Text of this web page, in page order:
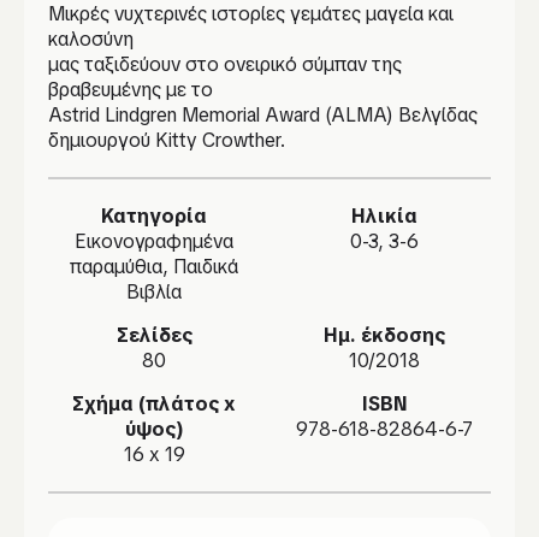
Μικρές νυχτερινές ιστορίες γεμάτες μαγεία και
καλοσύνη
μας ταξιδεύουν στο ονειρικό σύμπαν της
βραβευμένης με το
Astrid Lindgren Memorial Award (ALMA) Βελγίδας
δημιουργού Kitty Crowther.
Κατηγορία
Εικονογραφημένα
παραμύθια, Παιδικά
Βιβλία
Ηλικία
0-3, 3-6
Σελίδες
80
Ημ. έκδοσης
10/2018
Σχήμα (πλάτος x
ύψος)
16 x 19
ISBN
978-618-82864-6-7